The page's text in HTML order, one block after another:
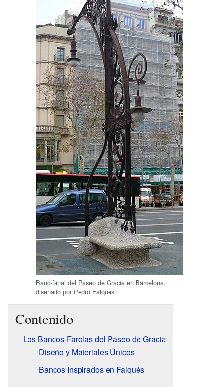
Banc-fanal del Paseo de Gracia en Barcelona,
diseñado por Pedro Falqués.
Contenido
Los Bancos-Farolas del Paseo de Gracia
Diseño y Materiales Únicos
Bancos Inspirados en Falqués